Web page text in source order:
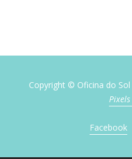
Copyright © Oficina do
Facebook